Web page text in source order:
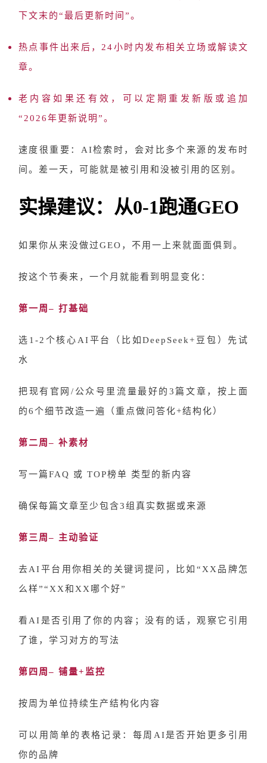
下文末的“最后更新时间”。
热点事件出来后， 24小时内发布相关立场或解读文
章。
老内容如果还有效，可以定期重发新版 或追加
“2026年更新说明”。
速度很重要： AI检索时，会对比多个来源的发布时
间。差一天，可能就是被引用和没被引用的区别。
实操建议：从0-1跑通GEO
如果你从来没做过GEO，不用一上来就面面俱到。
按这个节奏来，一个月就能看到明显变化：
第一周– 打基础
选 1-2个核心AI平台（比如DeepSeek+豆包）先试
水
把现有官网 /公众号里流量最好的3篇文章，按上面
的6个细节改造一遍（重点做问答化+结构化）
第二周– 补素材
写一篇FAQ 或 TOP榜单 类型的新内容
确保每篇文章至少包含3组真实数据或来源
第三周– 主动验证
去AI平台用你相关的关键词提问，比如“XX品牌怎
么样”“XX和XX哪个好”
看 AI是否引用了你的内容；没有的话，观察它引用
了谁，学习对方的写法
第四周– 铺量+监控
按周为单位持续生产结构化内容
可以用简单的表格记录：每周 AI是否开始更多引用
你的品牌